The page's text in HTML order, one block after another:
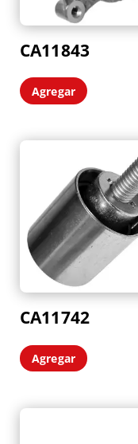
CA11843
Agregar
CA11742
Agregar